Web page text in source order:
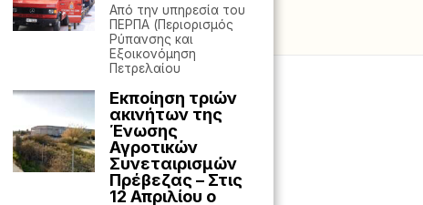
Από την υπηρεσία του
ΠΕΡΠΑ (Περιορισμός
Ρύπανσης και
Εξοικονόμηση
Πετρελαίου
Εκποίηση τριών
ακινήτων της
Ένωσης
Αγροτικών
Συνεταιρισμών
Πρέβεζας – Στις
12 Απριλίου ο